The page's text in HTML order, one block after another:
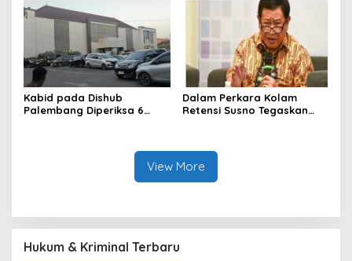
Kabid pada Dishub
Palembang Diperiksa 6
Dalam Perkara Kolam
Retensi Susno Tegaskan
View More
Hukum & Kriminal Terbaru